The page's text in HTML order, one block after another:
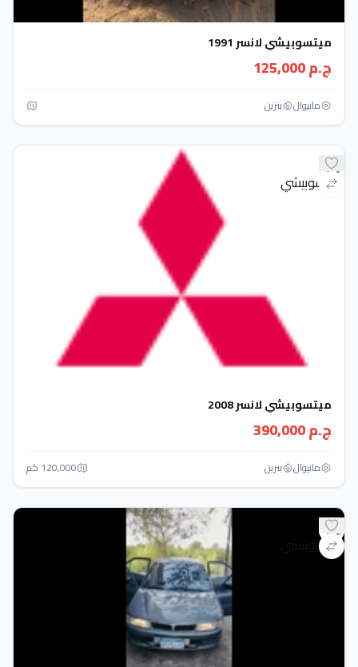
ميتسوبيشي لانسر 1991
ج.م 125,000
مانيوال بنزين
ميتسوبيشي لانسر 2008
ج.م 390,000
مانيوال بنزين 120,000 كم